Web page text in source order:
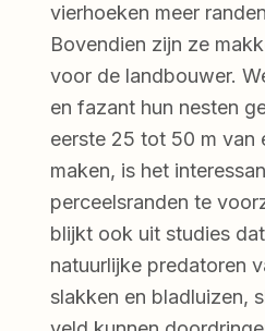
vierhoeken meer
Bovendien zijn ze
voor de landbouwer.
en fazant hun nesten
eerste 25 tot 50 m van
maken, is het
perceelsranden te
blijkt ook uit studies
natuurlijke predatoren
slakken en bladluizen,